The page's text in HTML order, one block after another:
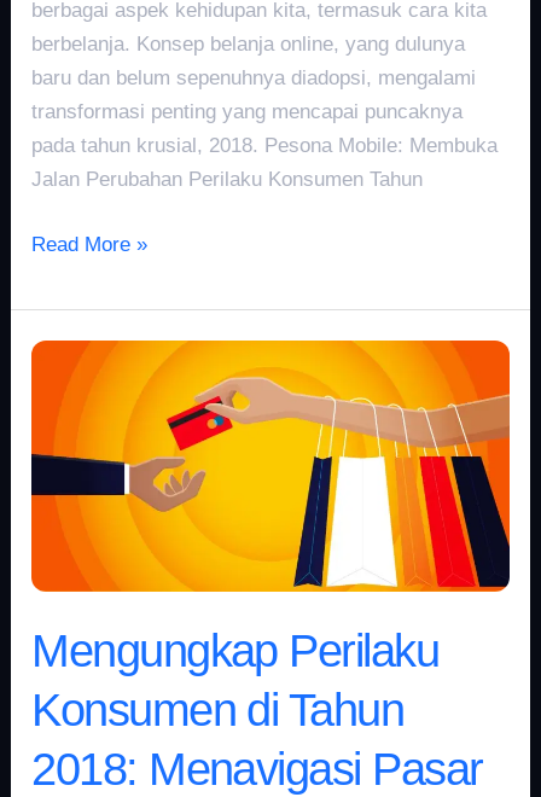
berbagai aspek kehidupan kita, termasuk cara kita
berbelanja. Konsep belanja online, yang dulunya
baru dan belum sepenuhnya diadopsi, mengalami
transformasi penting yang mencapai puncaknya
pada tahun krusial, 2018. Pesona Mobile: Membuka
Jalan Perubahan Perilaku Konsumen Tahun
Read More »
Mengungkap Perilaku
Konsumen di Tahun
2018: Menavigasi Pasar
Mengungkap
Perilaku
Konsumen
di
Tahun
2018:
Menavigasi
Pasar
yang
Dinamis